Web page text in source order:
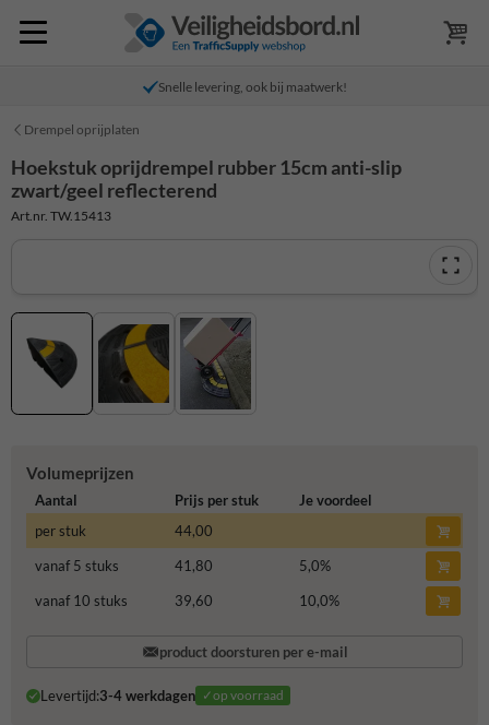
Snelle levering, ook bij maatwerk!
Drempel oprijplaten
Hoekstuk oprijdrempel rubber 15cm anti-slip
zwart/geel reflecterend
Art.nr. TW.15413
Volumeprijzen
Aantal Prijs per stuk
Je voordeel
per stuk
44,00
vanaf 5 stuks
41,80 5,0%
vanaf 10 stuks
39,60 10,0%
product doorsturen per e-mail
Levertijd:3-4 werkdagen ✓op voorraad